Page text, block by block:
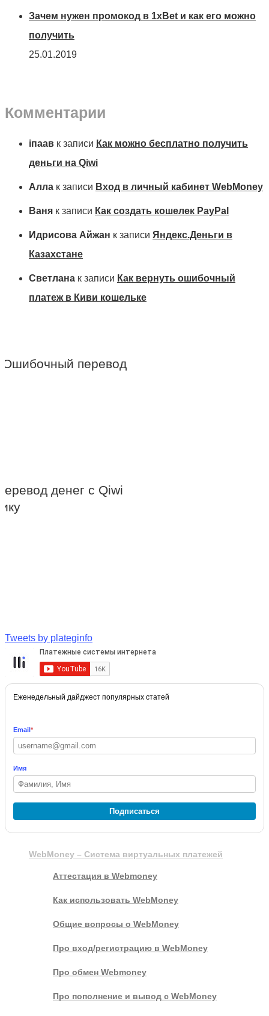
Зачем нужен промокод в 1xBet и как его можно
получить
25.01.2019
Комментарии
іпаав к записи Как можно бесплатно получить
деньги на Qiwi
Алла к записи Вход в личный кабинет WebMoney
Ваня к записи Как создать кошелек PayPal
Идрисова Айжан к записи Яндекс.Деньги в
Казахстане
Светлана к записи Как вернуть ошибочный
платеж в Киви кошельке
Ошибочный перевод
денег с Qiwi
Tweets by plateginfo
Еженедельный дайджест популярных статей
Email *
Имя
Подписаться
WebMoney – Система виртуальных платежей
Аттестация в Webmoney
Как использовать WebMoney
Общие вопросы о WebMoney
Про вход/регистрацию в WebMoney
Про обмен Webmoney
Про пополнение и вывод с WebMoney